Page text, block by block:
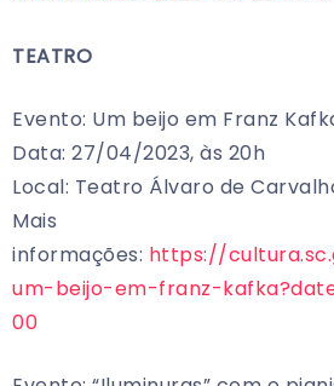
TEATRO
Evento: Um beijo em Franz
Data: 27/04/2023, às 20h
Local: Teatro Álvaro de
Mais
informações: https://
um-beijo-em-franz-
00